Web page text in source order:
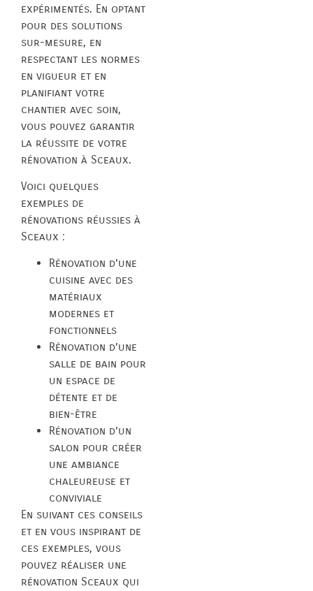
expérimentés. En optant
pour des solutions
sur-mesure, en
respectant les normes
en vigueur et en
planifiant votre
chantier avec soin,
vous pouvez garantir
la réussite de votre
rénovation à Sceaux.
Voici quelques
exemples de
rénovations réussies à
Sceaux :
Rénovation d’une
cuisine avec des
matériaux
modernes et
fonctionnels
Rénovation d’une
salle de bain pour
un espace de
détente et de
bien-être
Rénovation d’un
salon pour créer
une ambiance
chaleureuse et
conviviale
En suivant ces conseils
et en vous inspirant de
ces exemples, vous
pouvez réaliser une
rénovation Sceaux qui